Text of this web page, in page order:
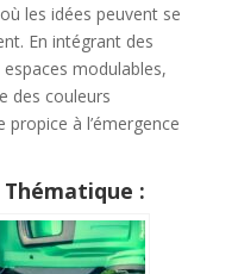
les idées peuvent se
En intégrant des
modulables,
des couleurs
à l’émergence
: